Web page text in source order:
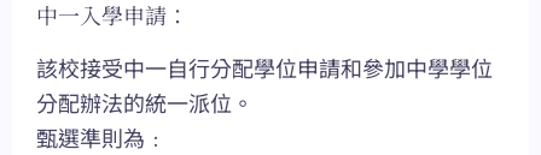
中一入學申請：
該校接受中一自行分配學位申請和參加中學學位
分配辦法的統一派位。
甄選準則為﹕